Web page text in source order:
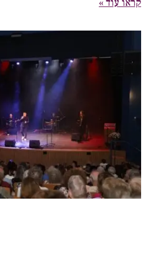
קראו עוד »